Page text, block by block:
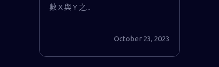
數 X 與 Y 之...
October 23, 2023